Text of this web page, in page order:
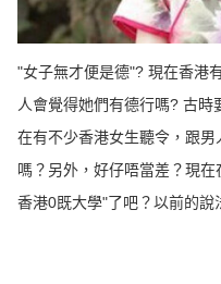
"女子無才便是德"? 現在香港
人會覺得她們有德行嗎? 古
在有不少香港女生聽令，跟
嗎？另外，好仔唔當差？現
香港0既大學"了吧？以前的說